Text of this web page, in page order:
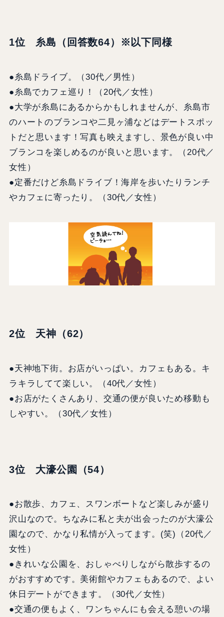
1位 糸島（回答数64）※以下同様
●糸島ドライブ。（30代／男性）
●糸島でカフェ巡り！（20代／女性）
●大学が糸島にあるからかもしれませんが、糸島市
のハートのブランコや二見ヶ浦などはデートスポッ
トだと思います！写真も映えますし、景色が良い中
ブランコを楽しめるのが良いと思います。（20代／
女性）
●定番だけど糸島ドライブ！海岸を歩いたりランチ
やカフェに寄ったり。（30代／女性）
2位 天神（62）
●天神地下街。お店がいっぱい。カフェもある。キ
ラキラしてて楽しい。（40代／女性）
●お店がたくさんあり、交通の便が良いため移動も
しやすい。（30代／女性）
3位 大濠公園（54）
●お散歩、カフェ、スワンボートなど楽しみが盛り
沢山なので。ちなみに私と夫が出会ったのが大濠公
園なので、かなり私情が入ってます。(笑)（20代／
女性）
●きれいな公園を、おしゃべりしながら散歩するの
がおすすめです。美術館やカフェもあるので、よい
休日デートができます。（30代／女性）
●交通の便もよく、ワンちゃんにも会える憩いの場